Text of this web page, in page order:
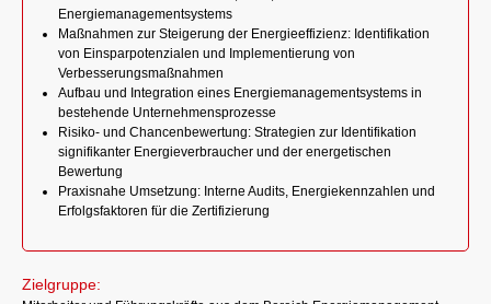
Energiemanagementsystems
Maßnahmen zur Steigerung der Energieeffizienz: Identifikation
von Einsparpotenzialen und Implementierung von
Verbesserungsmaßnahmen
Aufbau und Integration eines Energiemanagementsystems in
bestehende Unternehmensprozesse
Risiko- und Chancenbewertung: Strategien zur Identifikation
signifikanter Energieverbraucher und der energetischen
Bewertung
Praxisnahe Umsetzung: Interne Audits, Energiekennzahlen und
Erfolgsfaktoren für die Zertifizierung
Zielgruppe: